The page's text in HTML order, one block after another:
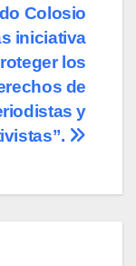
Colosio
iniciativa
los
de
y